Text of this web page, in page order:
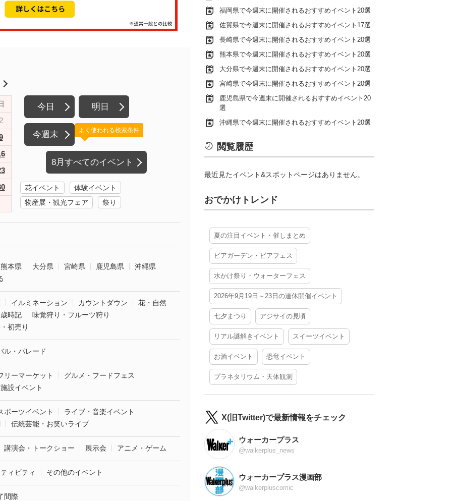
今日 明日
今週末
8月すべてのイベント
よく使われる検索条件
花イベント
体験イベント
物産展・観光フェア
祭り
熊本県 大分県 宮崎県 鹿児島県
沖縄県
イルミネーション カウントダウン
花・自然
時記
味覚狩り・フルーツ狩り
初売り
ル・パレード
リーマーケット
グルメ・フードフェス
設イベント
ポーツイベント
ライブ・音楽イベント
伝統芸能・お笑いライブ
講演会・トークショー 展示会 アニメ・ゲーム
ィビティ その他のイベント
間際
福岡県で今週末に開催されるおすすめイベント20選
佐賀県で今週末に開催されるおすすめイベント17選
長崎県で今週末に開催されるおすすめイベント20選
熊本県で今週末に開催されるおすすめイベント20選
大分県で今週末に開催されるおすすめイベント20選
宮崎県で今週末に開催されるおすすめイベント20選
鹿児島県で今週末に開催されるおすすめイベント20
選
沖縄県で今週末に開催されるおすすめイベント20選
閲覧履歴
最近見たイベント&スポットページはありません。
おでかけトレンド
夏の注目イベント・催しまとめ
ビアガーデン・ビアフェス
水かけ祭り・ウォーターフェス
2026年9月19日～23日の連休開催イベント
七夕まつり アジサイの見頃
リアル謎解きイベント スイーツイベント
お酒イベント 恐竜イベント
プラネタリウム・天体観測
X(旧Twitter)で最新情報をチェック
ウォーカープラス
@walkerplus_news
ウォーカープラス漫画部
@walkerpluscomic